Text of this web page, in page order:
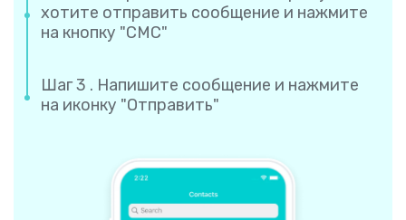
хотите отправить сообщение и нажмите
на кнопку "СМС"
Шаг 3 . Напишите сообщение и нажмите
на иконку "Отправить"